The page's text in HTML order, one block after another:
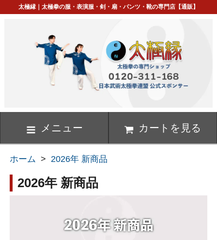
太極縁｜太極拳の服・表演服・剣・扇・パンツ・靴の専門店【通販】
メニュー カートを見る
ホーム > 2026年 新商品
2026年 新商品